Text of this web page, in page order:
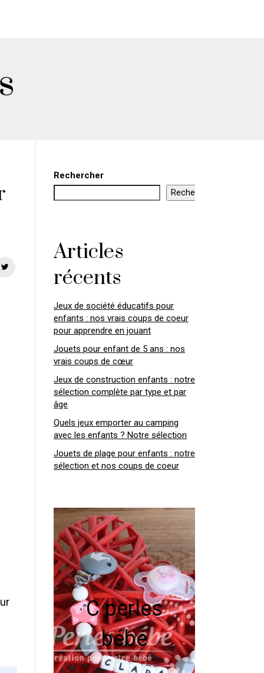
Rechercher
Rechercher
Articles
récents
Jeux de société éducatifs pour
enfants : nos vrais coups de coeur
pour apprendre en jouant
Jouets pour enfant de 5 ans : nos
vrais coups de cœur
Jeux de construction enfants : notre
sélection complète par type et par
âge
Quels jeux emporter au camping
avec les enfants ? Notre sélection
Jouets de plage pour enfants : notre
sélection et nos coups de coeur
C perles
bébé